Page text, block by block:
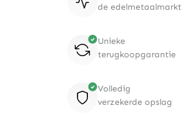
de edelmetaalmarkt
Unieke
terugkoopgarantie
Volledig
verzekerde opslag